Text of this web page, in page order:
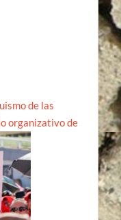
de las
organizativo de